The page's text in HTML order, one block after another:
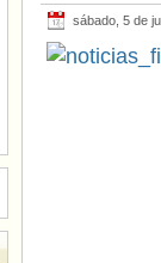
sábado, 5 de